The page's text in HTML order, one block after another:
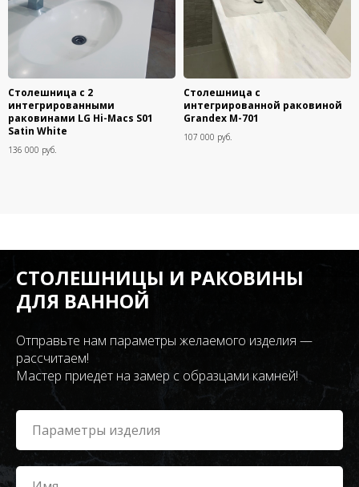
Столешница с 2
интегрированными
раковинами LG Hi-Macs S01
Satin White
136 000 руб.
Столешница с
интегрированной раковиной
Grandex M-701
107 000 руб.
СТОЛЕШНИЦЫ И РАКОВИНЫ
ДЛЯ ВАННОЙ
Отправьте нам параметры желаемого изделия —
рассчитаем!
Мастер приедет на замер с образцами камней!